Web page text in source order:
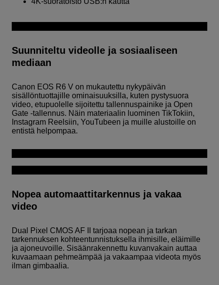
Suunniteltu videolle ja sosiaaliseen
mediaan
Canon EOS R6 V on mukautettu nykypäivän
sisällöntuottajille ominaisuuksilla, kuten pystysuora
video, etupuolelle sijoitettu tallennuspainike ja Open
Gate -tallennus. Näin materiaalin luominen TikTokiin,
Instagram Reelsiin, YouTubeen ja muille alustoille on
entistä helpompaa.
Nopea automaattitarkennus ja vakaa
video
Dual Pixel CMOS AF II tarjoaa nopean ja tarkan
tarkennuksen kohteentunnistuksella ihmisille, eläimille
ja ajoneuvoille. Sisäänrakennettu kuvanvakain auttaa
kuvaamaan pehmeämpää ja vakaampaa videota myös
ilman gimbaalia.